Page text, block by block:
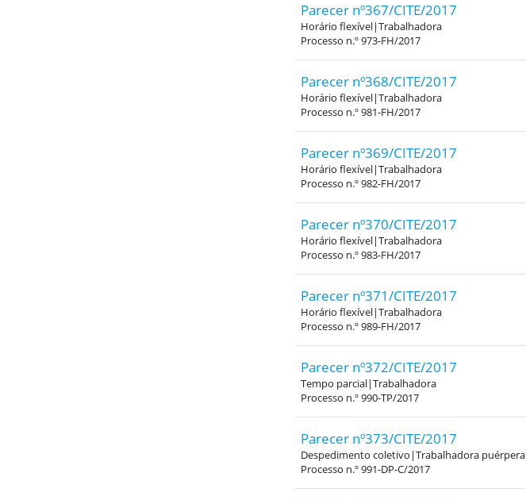
Parecer nº367/CITE/2017
Horário flexível|Trabalhadora
Processo n.º 973-FH/2017
Parecer nº368/CITE/2017
Horário flexível|Trabalhadora
Processo n.º 981-FH/2017
Parecer nº369/CITE/2017
Horário flexível|Trabalhadora
Processo n.º 982-FH/2017
Parecer nº370/CITE/2017
Horário flexível|Trabalhadora
Processo n.º 983-FH/2017
Parecer nº371/CITE/2017
Horário flexível|Trabalhadora
Processo n.º 989-FH/2017
Parecer nº372/CITE/2017
Tempo parcial|Trabalhadora
Processo n.º 990-TP/2017
Parecer nº373/CITE/2017
Despedimento coletivo|Trabalhadora puérpera
Processo n.º 991-DP-C/2017